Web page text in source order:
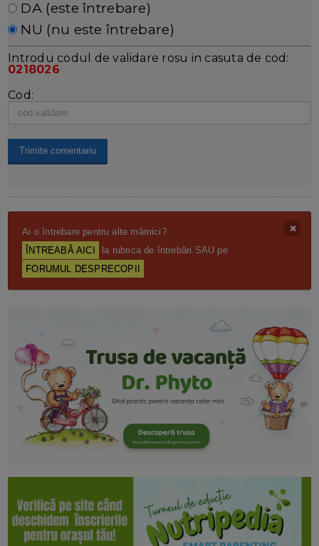
DA (este întrebare)
NU (nu este întrebare)
Introdu codul de validare rosu in casuta de cod:
0218026
Cod:
Ai o întrebare pentru alte mămici?
ÎNTREABĂ AICI
la rubrica de întrebări SAU pe
FORUMUL DESPRECOPII